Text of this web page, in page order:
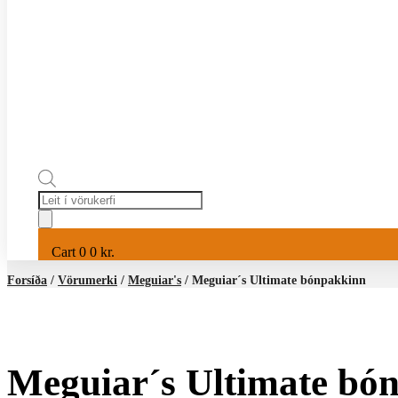
Products
search
Cart 0 0 kr.
Forsíða / Vörumerki / Meguiar's / Meguiar´s Ultimate bónpakkinn
Meguiar´s Ultimate